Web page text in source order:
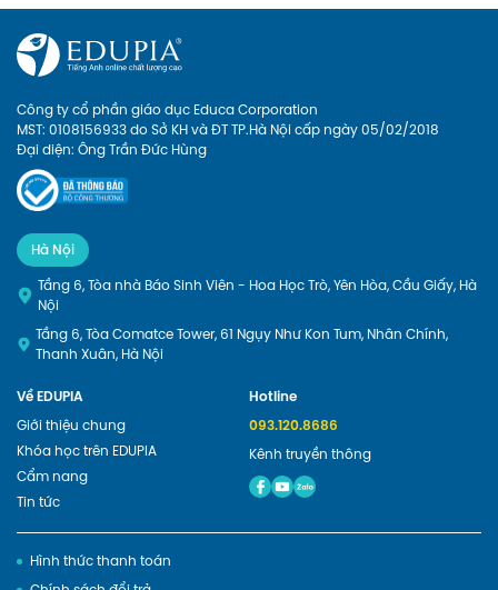
cho con hứng thú với việc học
ngoại ngữ. Hãy xem Edupia sẽ
mang đến cho con những điều
thú vị gì nhé
Công ty cổ phần giáo dục Educa Corporation
MST: 0108156933 do Sở KH và ĐT TP.Hà Nội cấp ngày 05/02/2018
Đại diện: Ông Trần Đức Hùng
Hà Nội
Tầng 6, Tòa nhà Báo Sinh Viên - Hoa Học Trò, Yên Hòa, Cầu Giấy, Hà
Nội
Tầng 6, Tòa Comatce Tower, 61 Ngụy Như Kon Tum, Nhân Chính,
Thanh Xuân, Hà Nội
Về EDUPIA
Giới thiệu chung
Khóa học trên EDUPIA
Cẩm nang
Tin tức
Hotline
093.120.8686
Kênh truyền thông
Hình thức thanh toán